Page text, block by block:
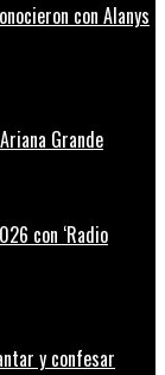
con Alanys
Grande
con ‘Radio
y confesar